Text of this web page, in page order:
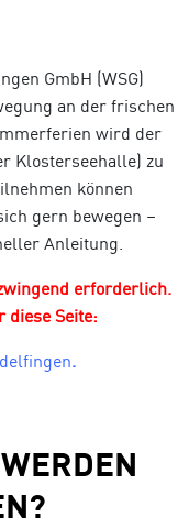
GmbH (WSG)
an der frischen
wird der
Klosterseehalle) zu
können
gern bewegen –
Anleitung.
erforderlich.
diese Seite:
.